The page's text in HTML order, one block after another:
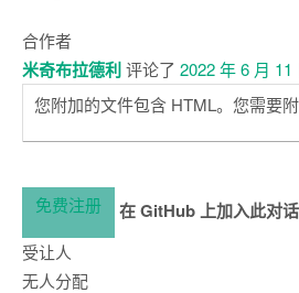
合作者
米奇布拉德利评论了 2022 年 6 月 11
您附加的文件包含 HTML。您需要
免费注册 在 GitHub 上加入此对话
受让人
无人分配